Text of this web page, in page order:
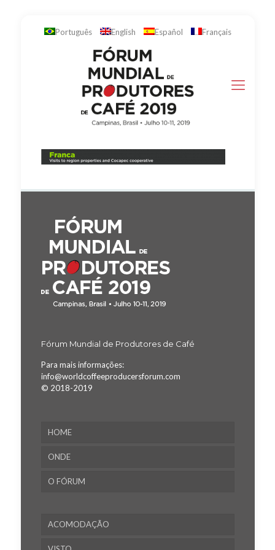
Português English Español Français
Fórum Mundial de Produtores de Café
Para mais informações:
info@worldcoffeeproducersforum.com
© 2018-2019
HOME
ONDE
O FÓRUM
ACOMODAÇÃO